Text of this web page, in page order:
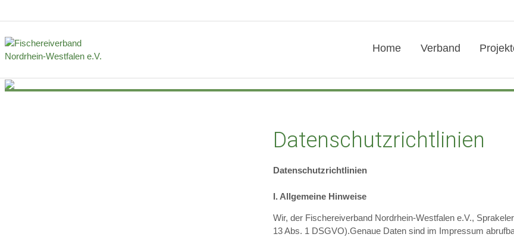
Home Verband
Datenschutzrichtlinien
Datenschutzrichtlinien
I. Allgemeine Hinweise
Wir, der Fischereiverband Nordrhein-Westfalen e.V.,
13 Abs. 1 DSGVO).Genaue Daten sind im Impressum